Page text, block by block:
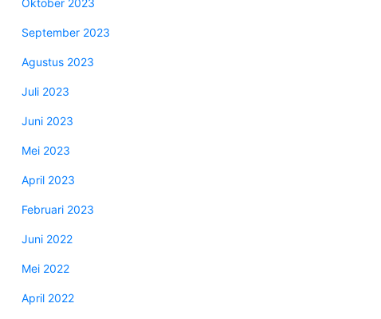
September 2023
Agustus 2023
Juli 2023
Juni 2023
Mei 2023
April 2023
Februari 2023
Juni 2022
Mei 2022
April 2022